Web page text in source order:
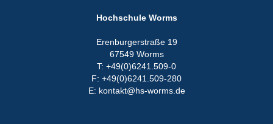
Hochschule Worms
Erenburgerstraße 19
67549 Worms
T: +49(0)6241.509-0
F: +49(0)6241.509-280
E: kontakt@hs-worms.de